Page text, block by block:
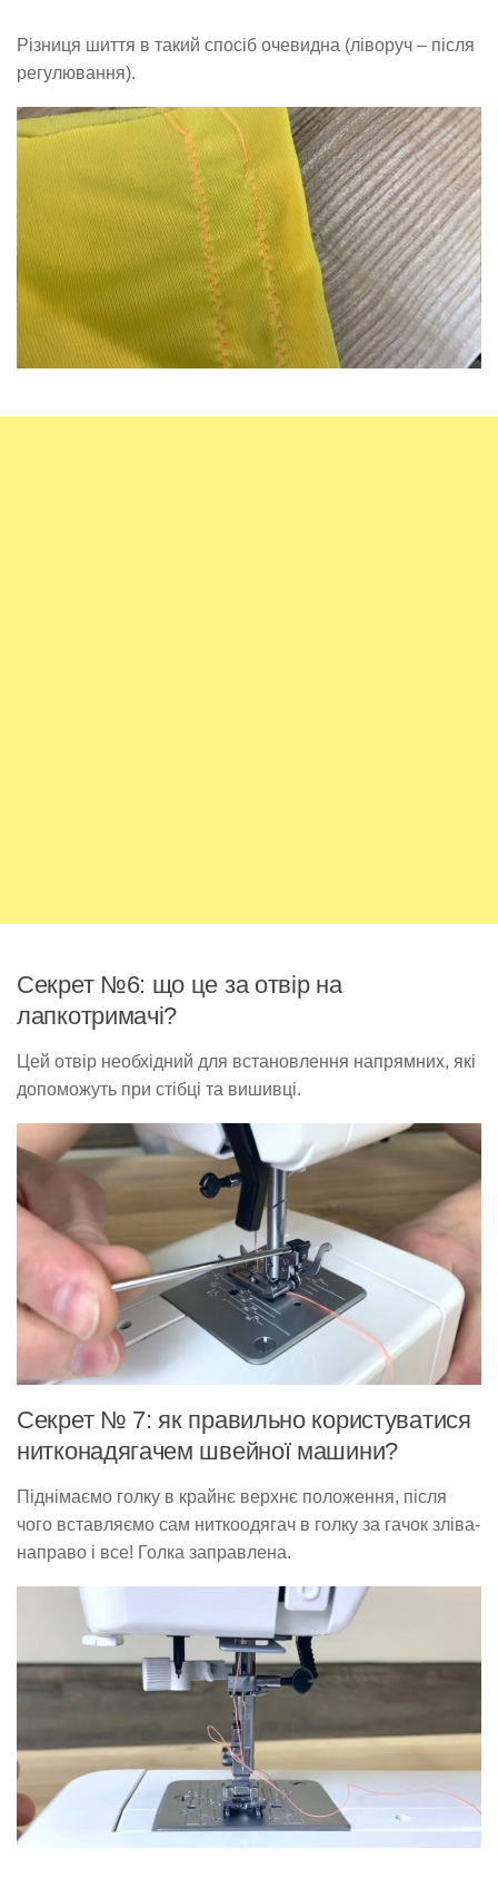
Різниця шиття в такий спосіб очевидна (ліворуч – після
регулювання).
Секрет №6: що це за отвір на
лапкотримачі?
Цей отвір необхідний для встановлення напрямних, які
допоможуть при стібці та вишивці.
Секрет № 7: як правильно користуватися
нитконадягачем швейної машини?
Піднімаємо голку в крайнє верхнє положення, після
чого вставляємо сам ниткоодягач в голку за гачок зліва-
направо і все! Голка заправлена.